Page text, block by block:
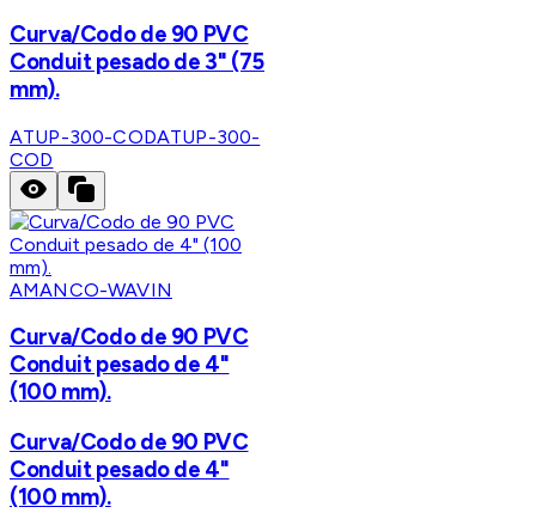
Curva/Codo de 90 PVC
Conduit pesado de 3" (75
mm).
ATUP-300-CODATUP-300-
COD
AMANCO-WAVIN
Curva/Codo de 90 PVC
Conduit pesado de 4"
(100 mm).
Curva/Codo de 90 PVC
Conduit pesado de 4"
(100 mm).